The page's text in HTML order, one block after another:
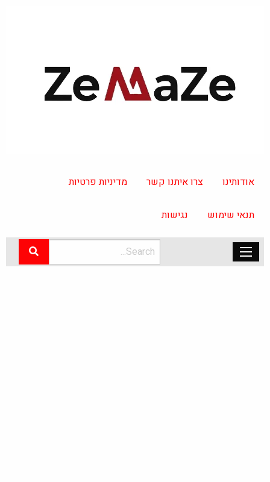
אודותינו צרו איתנו קשר מדיניות פרטיות
תנאי שימוש נגישות